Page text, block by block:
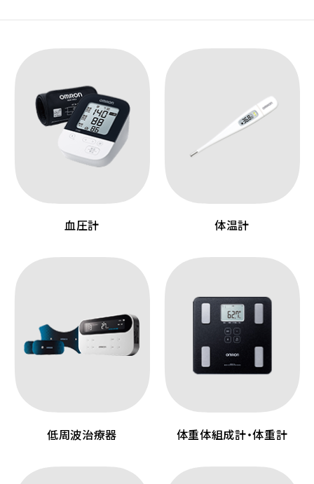
血圧計 体温計
低周波治療器 体重体組成計・体重計